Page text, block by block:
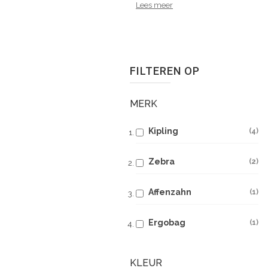
Lees meer
FILTEREN OP
MERK
Kipling 4
Zebra 2
Affenzahn 1
Ergobag 1
KLEUR